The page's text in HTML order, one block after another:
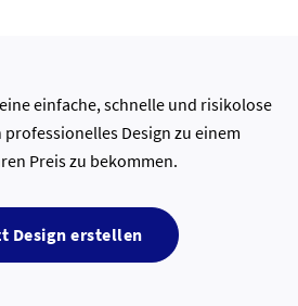
einfache, schnelle und risikolose
Design zu einem
Preis zu bekommen.
Design erstellen